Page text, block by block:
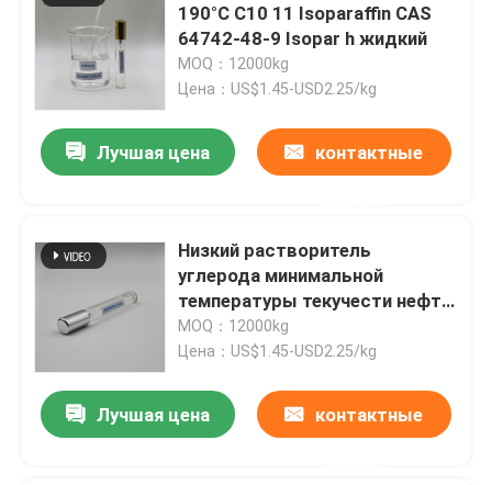
190°C C10 11 Isoparaffin CAS
64742-48-9 Isopar h жидкий
MOQ：12000kg
Цена：US$1.45-USD2.25/kg
Лучшая цена контактные
Низкий растворитель
углерода минимальной
температуры текучести нефти
-105°C Isoparaffinic для
промышленного
MOQ：12000kg
Цена：US$1.45-USD2.25/kg
Лучшая цена контактные